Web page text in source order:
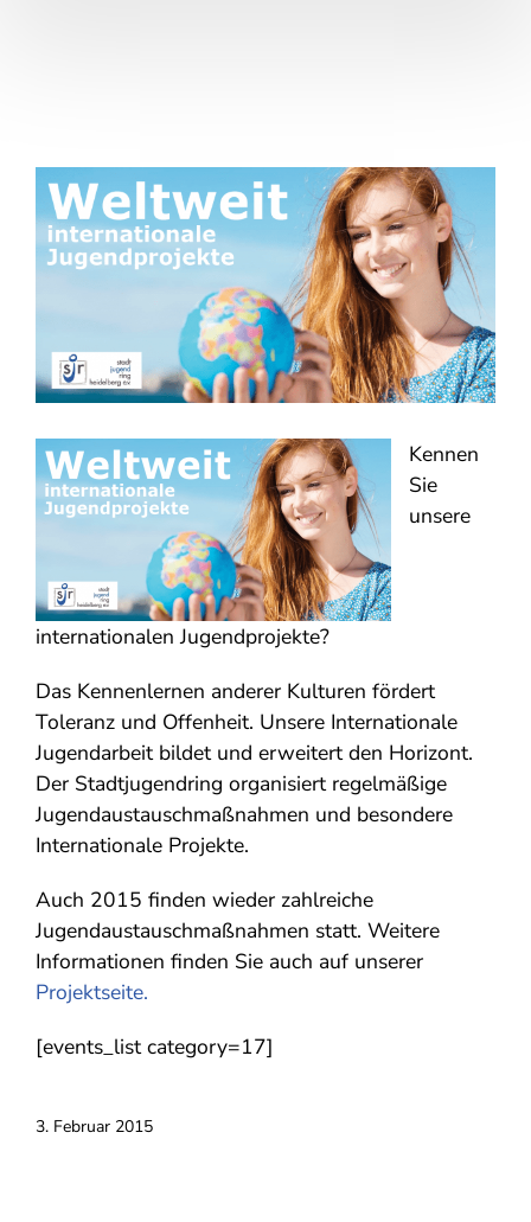
Kennen
Sie
unsere
internationalen Jugendprojekte?
Das Kennenlernen anderer Kulturen fördert
Toleranz und Offenheit. Unsere Internationale
Jugendarbeit bildet und erweitert den Horizont.
Der Stadtjugendring organisiert regelmäßige
Jugendaustauschmaßnahmen und besondere
Internationale Projekte.
Auch 2015 finden wieder zahlreiche
Jugendaustauschmaßnahmen statt. Weitere
Informationen finden Sie auch auf unserer
Projektseite.
[events_list category=17]
3. Februar 2015